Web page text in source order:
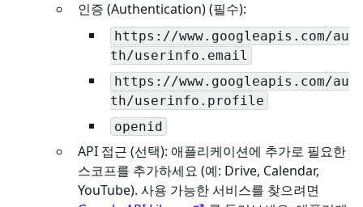
인증 (Authentication) (필수):
https://www.googleapis.com/au
th/userinfo.email
https://www.googleapis.com/au
th/userinfo.profile
openid
API 접근 (선택): 애플리케이션에 추가로 필요한
스코프를 추가하세요 (예: Drive, Calendar,
YouTube). 사용 가능한 서비스를 찾으려면